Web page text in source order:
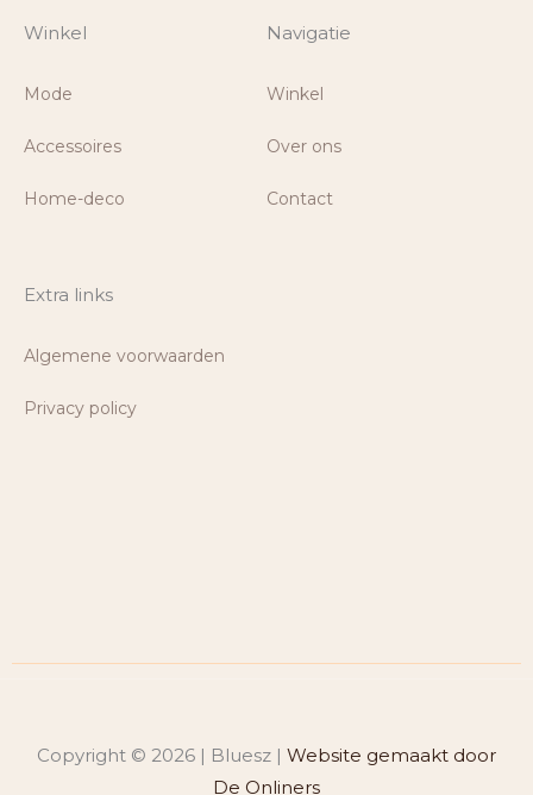
Winkel
Mode
Accessoires
Home-deco
Navigatie
Winkel
Over ons
Contact
Extra links
Algemene voorwaarden
Privacy policy
Copyright © 2026 | Bluesz | Website gemaakt door
De Onliners